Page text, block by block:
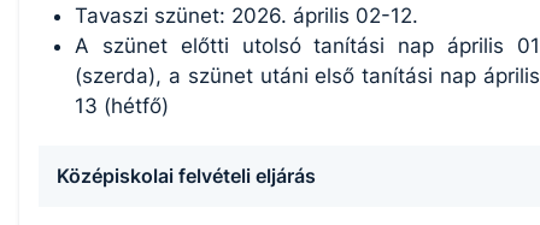
Tavaszi szünet: 2026. április 02-12.
A szünet előtti utolsó tanítási nap április 01
(szerda), a szünet utáni első tanítási nap április
13 (hétfő)
Középiskolai felvételi eljárás